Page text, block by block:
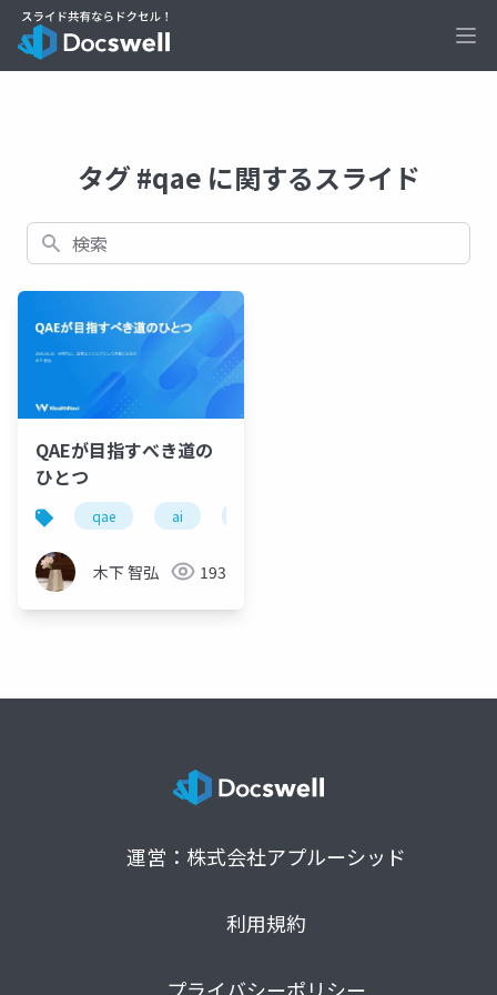
タグ #qae に関するスライド
検索
QAEが目指すべき道の
ひとつ
qae ai
木下 智弘 193
運営：株式会社アプルーシッド
利用規約
プライバシーポリシー